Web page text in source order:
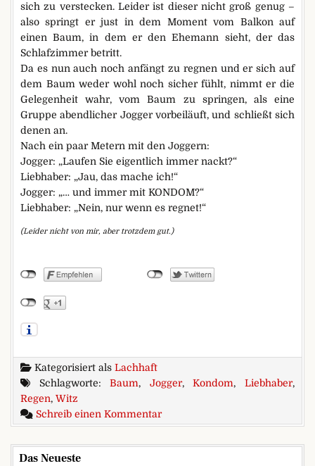
sich zu verstecken. Leider ist dieser nicht groß genug –
also springt er just in dem Moment vom Balkon auf
einen Baum, in dem er den Ehemann sieht, der das
Schlafzimmer betritt.
Da es nun auch noch anfängt zu regnen und er sich auf
dem Baum weder wohl noch sicher fühlt, nimmt er die
Gelegenheit wahr, vom Baum zu springen, als eine
Gruppe abendlicher Jogger vorbeiläuft, und schließt sich
denen an.
Nach ein paar Metern mit den Joggern:
Jogger: „Laufen Sie eigentlich immer nackt?“
Liebhaber: „Jau, das mache ich!“
Jogger: „… und immer mit KONDOM?“
Liebhaber: „Nein, nur wenn es regnet!“
(Leider nicht von mir, aber trotzdem gut.)
Kategorisiert als Lachhaft
Schlagworte:Baum, Jogger,Kondom,Liebhaber,
Regen, Witz
Schreib einen Kommentarzu Kondom als Regenschutz
Das Neueste